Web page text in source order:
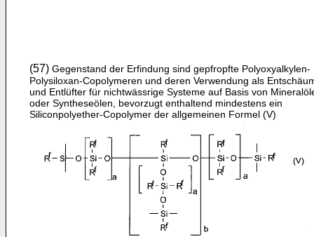
(57) Gegenstand der Erfindung sind gepfropfte Polyoxyalkylen-
Polysiloxan-Copolymeren und deren Verwendung als
und Entlüfter für nichtwässrige Systeme auf Basis von
oder Syntheseölen, bevorzugt enthaltend mindestens ein
Siliconpolyether-Copolymer der allgemeinen Formel (V)